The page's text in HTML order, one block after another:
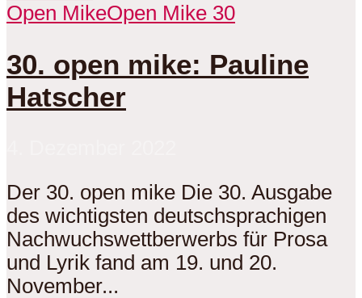
Open MikeOpen Mike 30
30. open mike: Pauline
Hatscher
Der 30. open mike Die 30. Ausgabe
des wichtigsten deutschsprachigen
Nachwuchswettberwerbs für Prosa
und Lyrik fand am 19. und 20.
November...